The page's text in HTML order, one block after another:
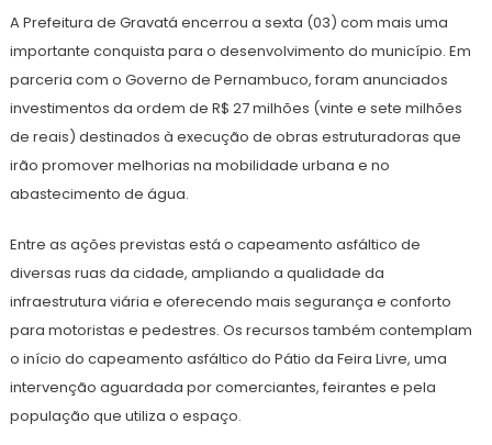
A Prefeitura de Gravatá encerrou a sexta (03) com mais uma
importante conquista para o desenvolvimento do município. Em
parceria com o Governo de Pernambuco, foram anunciados
investimentos da ordem de R$ 27 milhões (vinte e sete milhões
de reais) destinados à execução de obras estruturadoras que
irão promover melhorias na mobilidade urbana e no
abastecimento de água.
Entre as ações previstas está o capeamento asfáltico de
diversas ruas da cidade, ampliando a qualidade da
infraestrutura viária e oferecendo mais segurança e conforto
para motoristas e pedestres. Os recursos também contemplam
o início do capeamento asfáltico do Pátio da Feira Livre, uma
intervenção aguardada por comerciantes, feirantes e pela
população que utiliza o espaço.